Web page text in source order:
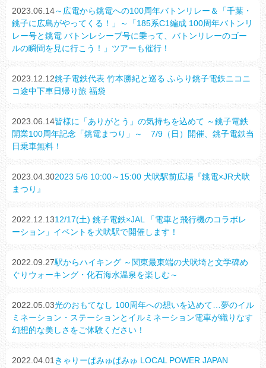
2023.06.14～広電から銚電への100周年バトンリレー＆「千葉・
銚子に広島がやってくる！」～「185系C1編成 100周年バトンリ
レー号と銚電 バトンレシーブ号に乗って、バトンリレーのゴー
ルの瞬間を見に行こう！」ツアーも催行！
2023.12.12銚子電鉄代表 竹本勝紀と巡る ふらり銚子電鉄ニコニ
コ途中下車日帰り旅 福袋
2023.06.14皆様に「ありがとう」の気持ちを込めて ～銚子電鉄
開業100周年記念「銚電まつり」～ 7/9（日）開催、銚子電鉄当
日乗車無料！
2023.04.302023 5/6 10:00～15:00 犬吠駅前広場『銚電×JR犬吠
まつり』
2022.12.1312/17(土) 銚子電鉄×JAL 「電車と飛行機のコラボレ
ーション」イベントを犬吠駅で開催します！
2022.09.27駅からハイキング ～関東最東端の犬吠埼と文学碑め
ぐりウォーキング・化石海水温泉を楽しむ～
2022.05.03光のおもてなし 100周年への想いを込めて…夢のイル
ミネーション・ステーションとイルミネーション電車が織りなす
幻想的な美しさをご体験ください！
2022.04.01 きゃりーぱみゅぱみゅ LOCAL POWER JAPAN